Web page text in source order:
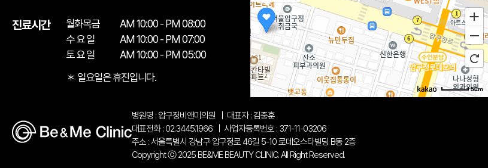
진료시간 월화목금
AM 10:00 - PM 08:00
수 요 일
AM 10:00 - PM 07:00
토 요 일
AM 10:00 - PM 05:00
＊ 일요일은 휴진입니다.
50m
병원명 : 압구정비앤미의원
대표자 : 김중훈
대표전화 : 02.3445.1966
사업자등록번호 : 371-11-03206
주소 : 서울특별시 강남구 압구정로 46길 5-10 로데오스타빌딩 B동 2층
Copyright ⓒ 2025 BE&ME BEAUTY CLINIC. All Right Reserved.